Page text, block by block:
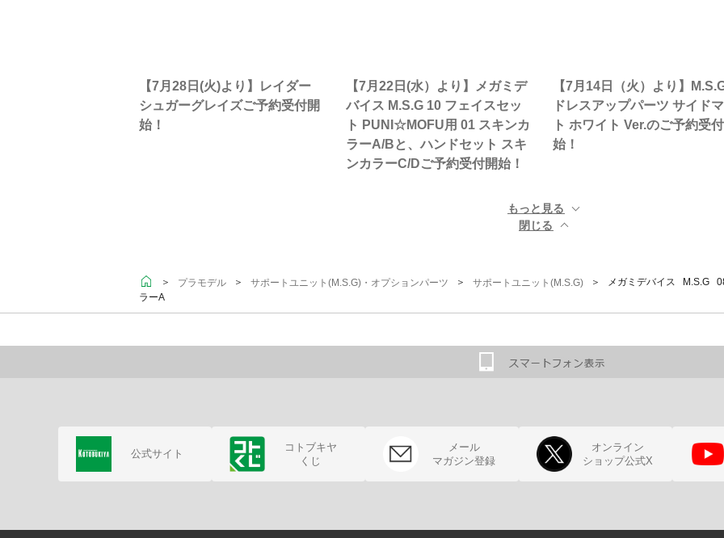
【7月28日(火)より】レイダー
シュガーグレイズご予約受付開
始！
【7月22日(水）より】メガミデ
バイス M.S.G 10 フェイスセッ
ト PUNI☆MOFU用 01 スキンカ
ラーA/Bと、ハンドセット スキ
ンカラーC/Dご予約受付開始！
【7月14日（火）より】
ドレスアップパーツ サイド
ト ホワイト Ver.のご予約受
始！
もっと見る ▼
閉じる ▲
＞ プラモデル ＞ サポートユニット(M.S.G)・オプションパーツ ＞ サポートユニット(M.S.G) ＞ メガミデバイス M.S.G
ラーA
公式サイト
コトブキヤ
くじ
メール
マガジン登録
オンライン
ショップ公式X